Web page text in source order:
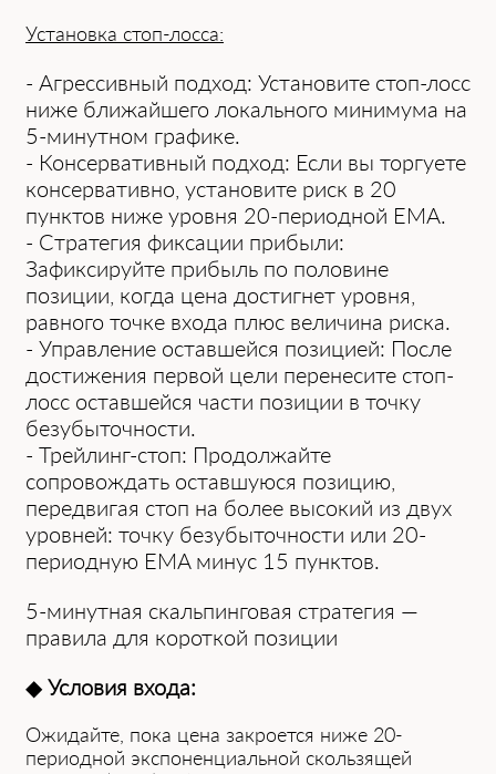
Установка стоп-лосса:
- Агрессивный подход: Установите стоп-лосс
ниже ближайшего локального минимума на
5-минутном графике.
- Консервативный подход: Если вы торгуете
консервативно, установите риск в 20
пунктов ниже уровня 20-периодной EMA.
- Стратегия фиксации прибыли:
Зафиксируйте прибыль по половине
позиции, когда цена достигнет уровня,
равного точке входа плюс величина риска.
- Управление оставшейся позицией: После
достижения первой цели перенесите стоп-
лосс оставшейся части позиции в точку
безубыточности.
- Трейлинг-стоп: Продолжайте
сопровождать оставшуюся позицию,
передвигая стоп на более высокий из двух
уровней: точку безубыточности или 20-
периодную EMA минус 15 пунктов.
5-минутная скальпинговая стратегия —
правила для короткой позиции
◆Условия входа:
Ожидайте, пока цена закроется ниже 20-
периодной экспоненциальной скользящей